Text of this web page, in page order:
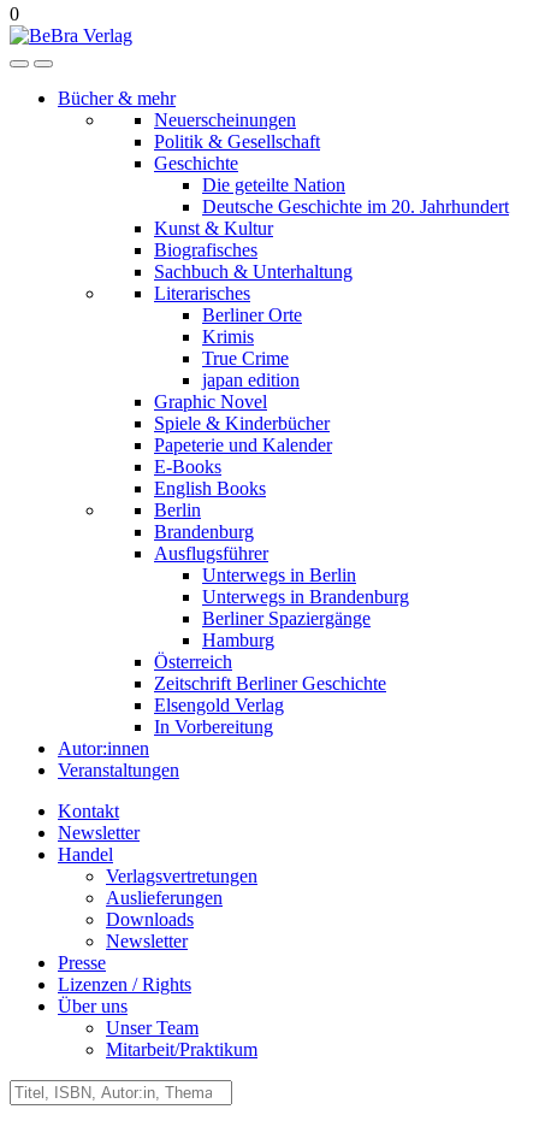
0
Bücher & mehr
Neuerscheinungen
Politik & Gesellschaft
Geschichte
Die geteilte Nation
Deutsche Geschichte im 20. Jahrhundert
Kunst & Kultur
Biografisches
Sachbuch & Unterhaltung
Literarisches
Berliner Orte
Krimis
True Crime
japan edition
Graphic Novel
Spiele & Kinderbücher
Papeterie und Kalender
E-Books
English Books
Berlin
Brandenburg
Ausflugsführer
Unterwegs in Berlin
Unterwegs in Brandenburg
Berliner Spaziergänge
Hamburg
Österreich
Zeitschrift Berliner Geschichte
Elsengold Verlag
In Vorbereitung
Autor:innen
Veranstaltungen
Kontakt
Newsletter
Handel
Verlagsvertretungen
Auslieferungen
Downloads
Newsletter
Presse
Lizenzen / Rights
Über uns
Unser Team
Mitarbeit/Praktikum